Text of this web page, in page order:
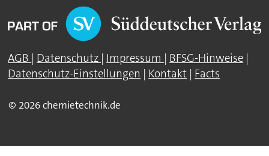
AGB Datenschutz Impressum BFSG-Hinweise
Datenschutz-Einstellungen
Kontakt Facts
© 2026 chemietechnik.de